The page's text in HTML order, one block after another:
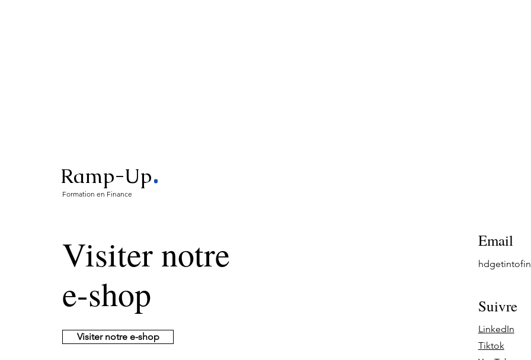
Ramp-Up.
Formation en Finance
Visiter notre
e-shop
Visiter notre e-shop
Email
Suivre
LinkedIn
Tiktok